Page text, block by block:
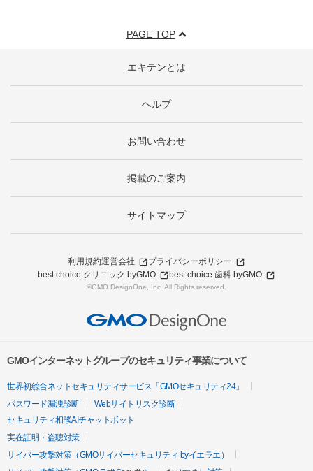
PAGE TOP
エキテンとは
ヘルプ
お問い合わせ
掲載のご案内
サイトマップ
利用規約運営会社
プライバシーポリシー
best choice クリニック byGMO
best choice 歯科 byGMO
©GMO DesignOne, Inc. All Rights reserved.
GMOインターネットグループのセキュリティ事業について
世界初総合ネットセキュリティサービス「GMOセキュリティ24」
パスワード漏洩診断
Webサイトリスク診断
セキュリティ相談AIチャットボット
実在証明・盗聴対策
サイバー攻撃対策（GMOサイバーセキュリティ byイエラエ）